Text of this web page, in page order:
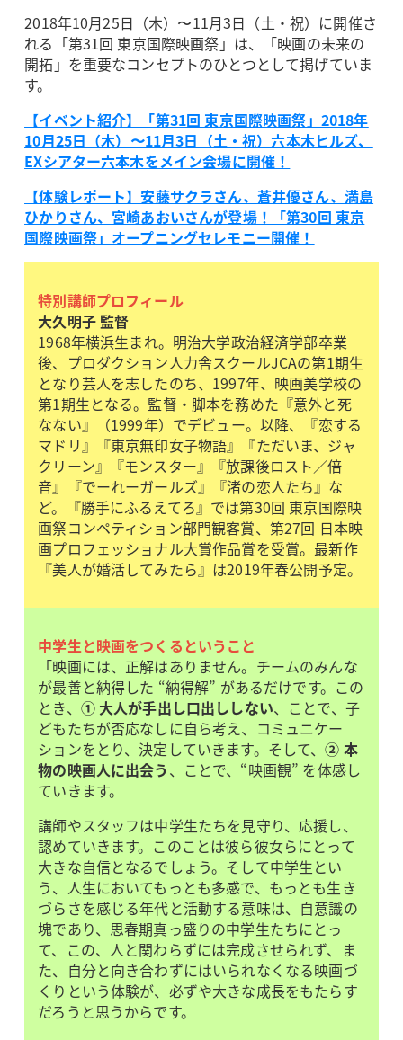
2018年10月25日（木）〜11月3日（土・祝）に開催さ
れる「第31回 東京国際映画祭」は、「映画の未来の
開拓」を重要なコンセプトのひとつとして掲げていま
す。
【イベント紹介】「第31回 東京国際映画祭」2018年
10月25日（木）〜11月3日（土・祝）六本木ヒルズ、
EXシアター六本木をメイン会場に開催！
【体験レポート】安藤サクラさん、蒼井優さん、満島
ひかりさん、宮崎あおいさんが登場！「第30回 東京
国際映画祭」オープニングセレモニー開催！
特別講師プロフィール
大久明子 監督
1968年横浜生まれ。明治大学政治経済学部卒業
後、プロダクション人力舎スクールJCAの第1期生
となり芸人を志したのち、1997年、映画美学校の
第1期生となる。監督・脚本を務めた『意外と死
なない』（1999年）でデビュー。以降、『恋する
マドリ』『東京無印女子物語』『ただいま、ジャ
クリーン』『モンスター』『放課後ロスト／倍
音』『でーれーガールズ』『渚の恋人たち』な
ど。『勝手にふるえてろ』では第30回 東京国際映
画祭コンペティション部門観客賞、第27回 日本映
画プロフェッショナル大賞作品賞を受賞。最新作
『美人が婚活してみたら』は2019年春公開予定。
中学生と映画をつくるということ
「映画には、正解はありません。チームのみんな
が最善と納得した “納得解” があるだけです。この
とき、 ① 大人が手出し口出ししない、ことで、子
どもたちが否応なしに自ら考え、コミュニケー
ションをとり、決定していきます。そして、② 本
物の映画人に出会う、ことで、“映画観” を体感し
ていきます。
講師やスタッフは中学生たちを見守り、応援し、
認めていきます。このことは彼ら彼女らにとって
大きな自信となるでしょう。そして中学生とい
う、人生においてもっとも多感で、もっとも生き
づらさを感じる年代と活動する意味は、自意識の
塊であり、思春期真っ盛りの中学生たちにとっ
て、この、人と関わらずには完成させられず、ま
た、自分と向き合わずにはいられなくなる映画づ
くりという体験が、必ずや大きな成長をもたらす
だろうと思うからです。